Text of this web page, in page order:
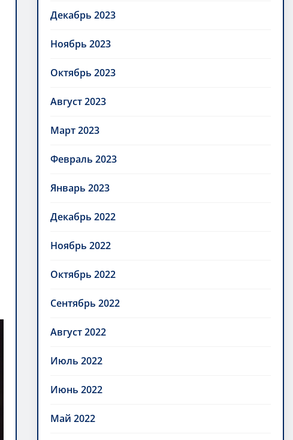
Декабрь 2023
Ноябрь 2023
Октябрь 2023
Август 2023
Март 2023
Февраль 2023
Январь 2023
Декабрь 2022
Ноябрь 2022
Октябрь 2022
Сентябрь 2022
Август 2022
Июль 2022
Июнь 2022
Май 2022